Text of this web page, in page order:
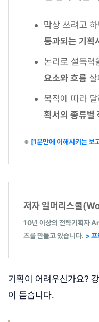
막상 쓰려고
통과되는 기획
논리로 설득력
요소와 흐름 살
목적에 따라
획서의 종류별
※ [1분만에 이해시키는 보
저자 일머리스쿨
10년 이상의 전략기획자
츠를 만들고 있습니다. > 프
기획이 어려우신가요?
이 듣습니다.